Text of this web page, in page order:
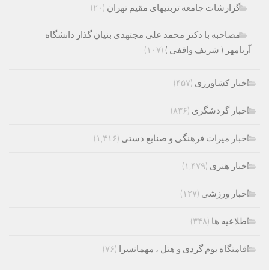
گزارشات جامعه تربتیهای مقیم تهران (۲۰)
مصاحبه با دکتر محمد علی مجتهدی بنیان گذار دانشگاه
آریامهر ( شریف واقفی ) (۱۰۷)
اخبار کشاورزی (۴۵۷)
اخبار گردشگری (۸۳۶)
اخبار میراث فرهنگی و صنایع دستی (۱,۴۱۶)
اخبار هنری (۱,۴۷۹)
اخبار ورزشی (۱۲۷)
اطلاعیه ها (۳۴۸)
اقامتگاه بوم گردی و هتل ، مهمانسرا (۷۶)